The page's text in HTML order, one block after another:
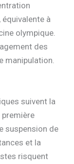
à
olympique.
des
manipulation.
suivent la
première
suspension de
et la
risquent